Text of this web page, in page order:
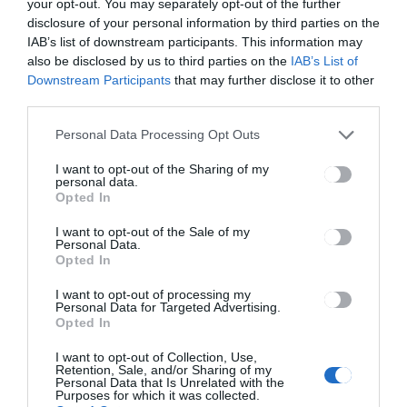
your opt-out. You may separately opt-out of the further
disclosure of your personal information by third parties on the
IAB’s list of downstream participants. This information may
also be disclosed by us to third parties on the IAB’s List of
Downstream Participants that may further disclose it to other
Personal Data Processing Opt Outs
I want to opt-out of the Sharing of my
personal data.
Opted In
I want to opt-out of the Sale of my
Personal Data.
Opted In
I want to opt-out of processing my
Personal Data for Targeted Advertising.
Opted In
I want to opt-out of Collection, Use,
Retention, Sale, and/or Sharing of my
Personal Data that Is Unrelated with the
Purposes for which it was collected.
Továbbra is bizonytalan
a csíkszeredai ügyeleti
központ működése
CSÍKSZÉK